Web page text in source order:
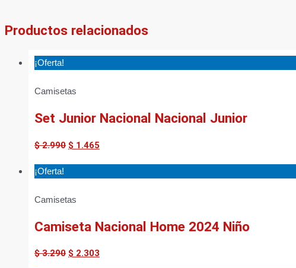
Productos relacionados
¡Oferta!
Camisetas
Set Junior Nacional Nacional Junior
$2.990 $ 1.465
¡Oferta!
Camisetas
Camiseta Nacional Home 2024 Niño
$3.290 $ 2.303